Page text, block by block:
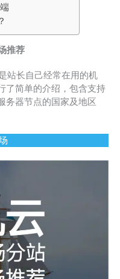
推荐
站长自己经常在用的机
了简单的介绍，包含支持
务器节点的国家及地区